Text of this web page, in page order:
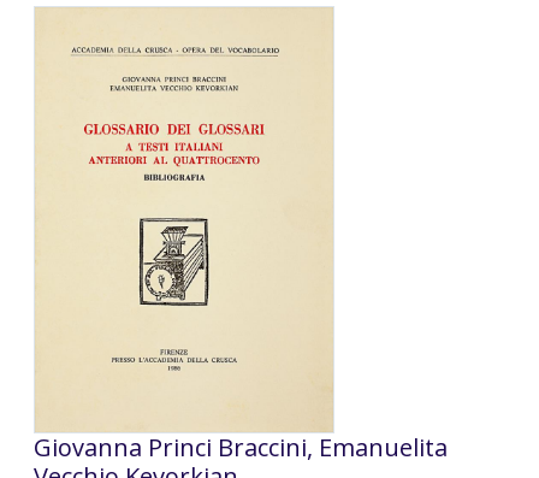
Giovanna Princi Braccini, Emanuelita